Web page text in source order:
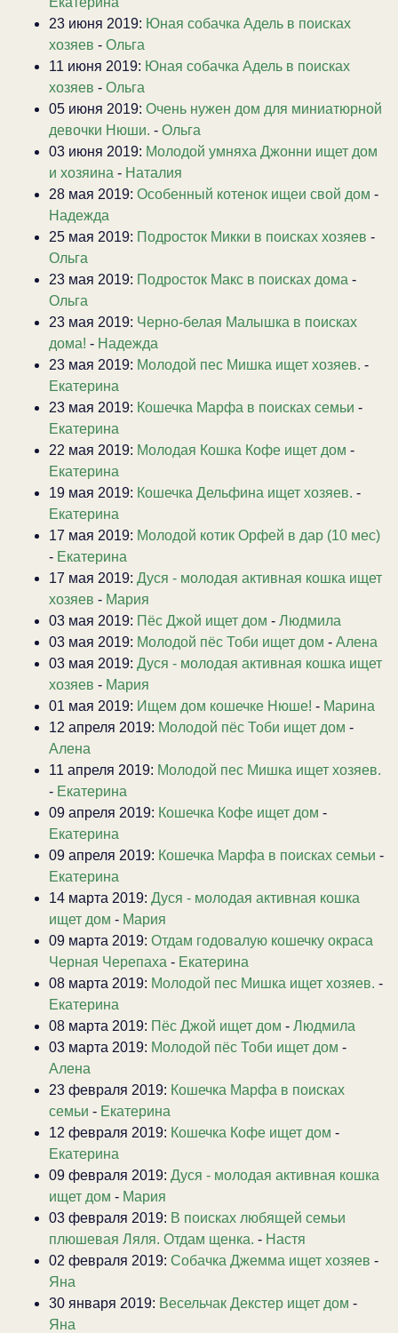
23 июня 2019: Юная собачка Адель в поисках
хозяев - Ольга
11 июня 2019: Юная собачка Адель в поисках
хозяев - Ольга
05 июня 2019: Очень нужен дом для миниатюрной
девочки Нюши. - Ольга
03 июня 2019: Молодой умняха Джонни ищет дом
и хозяина - Наталия
28 мая 2019: Особенный котенок ищеи свой дом -
Надежда
25 мая 2019: Подросток Микки в поисках хозяев -
Ольга
23 мая 2019: Подросток Макс в поисках дома -
Ольга
23 мая 2019: Черно-белая Малышка в поисках
дома! - Надежда
23 мая 2019: Молодой пес Мишка ищет хозяев. -
Екатерина
23 мая 2019: Кошечка Марфа в поисках семьи -
Екатерина
22 мая 2019: Молодая Кошка Кофе ищет дом -
Екатерина
19 мая 2019: Кошечка Дельфина ищет хозяев. -
Екатерина
17 мая 2019: Молодой котик Орфей в дар (10 мес)
- Екатерина
17 мая 2019: Дуся - молодая активная кошка ищет
хозяев - Мария
03 мая 2019: Пёс Джой ищет дом - Людмила
03 мая 2019: Молодой пёс Тоби ищет дом - Алена
03 мая 2019: Дуся - молодая активная кошка ищет
хозяев - Мария
01 мая 2019: Ищем дом кошечке Нюше! - Марина
12 апреля 2019: Молодой пёс Тоби ищет дом -
Алена
11 апреля 2019: Молодой пес Мишка ищет хозяев.
- Екатерина
09 апреля 2019: Кошечка Кофе ищет дом -
Екатерина
09 апреля 2019: Кошечка Марфа в поисках семьи -
Екатерина
14 марта 2019: Дуся - молодая активная кошка
ищет дом - Мария
09 марта 2019: Отдам годовалую кошечку окраса
Черная Черепаха - Екатерина
08 марта 2019: Молодой пес Мишка ищет хозяев. -
Екатерина
08 марта 2019: Пёс Джой ищет дом - Людмила
03 марта 2019: Молодой пёс Тоби ищет дом -
Алена
23 февраля 2019: Кошечка Марфа в поисках
семьи - Екатерина
12 февраля 2019: Кошечка Кофе ищет дом -
Екатерина
09 февраля 2019: Дуся - молодая активная кошка
ищет дом - Мария
03 февраля 2019: В поисках любящей семьи
плюшевая Ляля. Отдам щенка. - Настя
02 февраля 2019: Собачка Джемма ищет хозяев -
Яна
30 января 2019: Весельчак Декстер ищет дом -
Яна